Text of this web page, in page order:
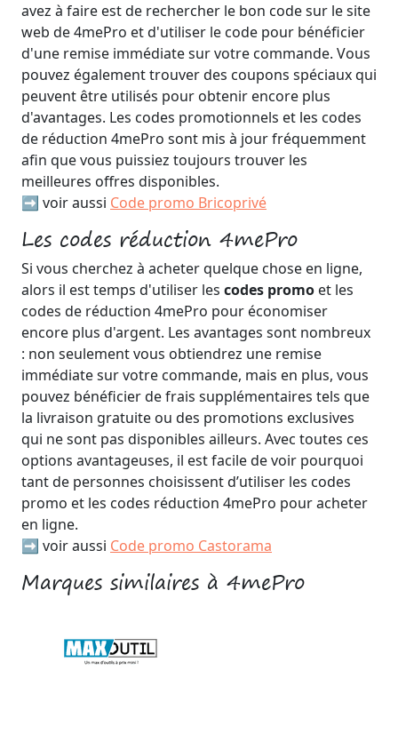
avez à faire est de rechercher le bon code sur le site
web de 4mePro et d'utiliser le code pour bénéficier
d'une remise immédiate sur votre commande. Vous
pouvez également trouver des coupons spéciaux qui
peuvent être utilisés pour obtenir encore plus
d'avantages. Les codes promotionnels et les codes
de réduction 4mePro sont mis à jour fréquemment
afin que vous puissiez toujours trouver les
meilleures offres disponibles.
➡️ voir aussi Code promo Bricoprivé
Les codes réduction 4mePro
Si vous cherchez à acheter quelque chose en ligne,
alors il est temps d'utiliser les codes promo et les
codes de réduction 4mePro pour économiser
encore plus d'argent. Les avantages sont nombreux
: non seulement vous obtiendrez une remise
immédiate sur votre commande, mais en plus, vous
pouvez bénéficier de frais supplémentaires tels que
la livraison gratuite ou des promotions exclusives
qui ne sont pas disponibles ailleurs. Avec toutes ces
options avantageuses, il est facile de voir pourquoi
tant de personnes choisissent d’utiliser les codes
promo et les codes réduction 4mePro pour acheter
en ligne.
➡️ voir aussi Code promo Castorama
Marques similaires à 4mePro